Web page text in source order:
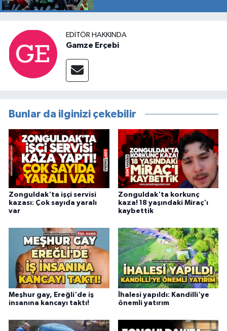
EDITÖR HAKKINDA
Gamze Erçebi
Bunlar da ilginizi çekebilir
Zonguldak'ta işçi servisi
kazası: Çok sayıda yaralı
var
Zonguldak'ta korkunç
kaza! 18 yaşındaki Miraç'ı
kaybettik
Meşhur gay, Ereğli'de iş
insanına kancayı taktı!
İhalesi yapıldı: Kandilli'ye
önemli yatırım